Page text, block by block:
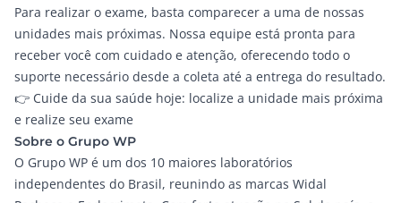
Para realizar o exame, basta comparecer a uma de nossas
unidades mais próximas. Nossa equipe está pronta para
receber você com cuidado e atenção, oferecendo todo o
suporte necessário desde a coleta até a entrega do resultado.
👉 Cuide da sua saúde hoje: localize a unidade mais próxima
e realize seu exame
Sobre o Grupo WP
O Grupo WP é um dos 10 maiores laboratórios
independentes do Brasil, reunindo as marcas Widal